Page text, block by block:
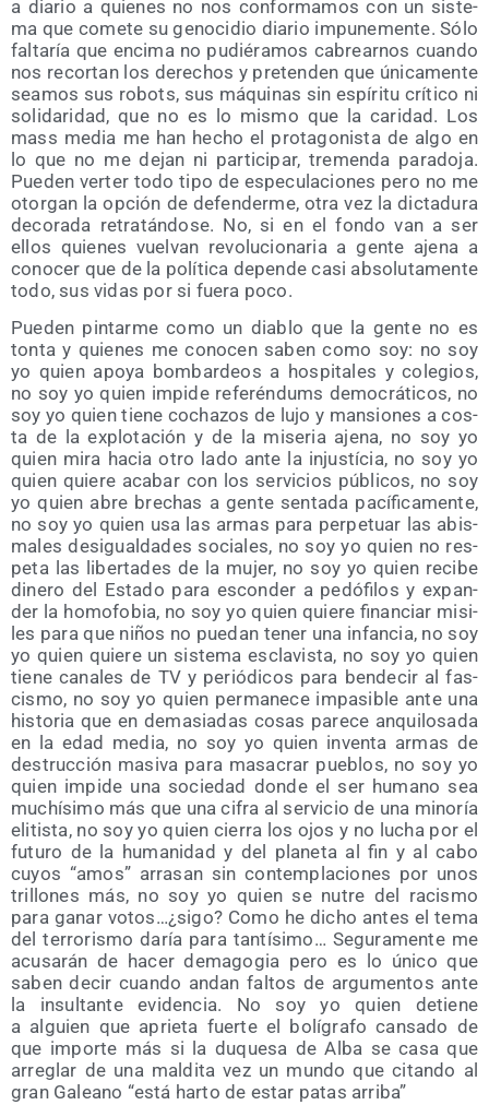
a dia­rio a quie­nes no nos con­for­ma­mos con un sis­te­
ma que come­te su geno­ci­dio dia­rio impu­ne­men­te. Sólo
fal­ta­ría que enci­ma no pudié­ra­mos cabrear­nos cuan­do
nos recor­tan los dere­chos y pre­ten­den que úni­ca­men­te
sea­mos sus robots, sus máqui­nas sin espí­ri­tu crí­ti­co ni
soli­da­ri­dad, que no es lo mis­mo que la cari­dad. Los
mass media me han hecho el pro­ta­go­nis­ta de algo en
lo que no me dejan ni par­ti­ci­par, tre­men­da para­do­ja.
Pue­den ver­ter todo tipo de espe­cu­la­cio­nes pero no me
otor­gan la opción de defen­der­me, otra vez la dic­ta­du­ra
deco­ra­da retra­tán­do­se. No, si en el fon­do van a ser
ellos quie­nes vuel­van revo­lu­cio­na­ria a gen­te aje­na a
cono­cer que de la polí­ti­ca depen­de casi abso­lu­ta­men­te
todo, sus vidas por si fue­ra poco.
Pue­den pin­tar­me como un dia­blo que la gen­te no es
ton­ta y quie­nes me cono­cen saben como soy: no soy
yo quien apo­ya bom­bar­deos a hos­pi­ta­les y cole­gios,
no soy yo quien impi­de refe­rén­dums demo­crá­ti­cos, no
soy yo quien tie­ne cocha­zos de lujo y man­sio­nes a cos­
ta de la explo­ta­ción y de la mise­ria aje­na, no soy yo
quien mira hacia otro lado ante la injus­tí­cia, no soy yo
quien quie­re aca­bar con los ser­vi­cios públi­cos, no soy
yo quien abre bre­chas a gen­te sen­ta­da pací­fi­ca­men­te,
no soy yo quien usa las armas para per­pe­tuar las abis­
ma­les des­igual­da­des socia­les, no soy yo quien no res­
pe­ta las liber­ta­des de la mujer, no soy yo quien reci­be
dine­ro del Esta­do para escon­der a pedó­fi­los y expan­
der la homo­fo­bia, no soy yo quien quie­re finan­ciar misi­
les para que niños no pue­dan tener una infan­cia, no soy
yo quien quie­re un sis­te­ma escla­vis­ta, no soy yo quien
tie­ne cana­les de TV y perió­di­cos para ben­de­cir al fas­
cis­mo, no soy yo quien per­ma­ne­ce impa­si­ble ante una
his­to­ria que en dema­sia­das cosas pare­ce anqui­lo­sa­da
en la edad media, no soy yo quien inven­ta armas de
des­truc­ción masi­va para masa­crar pue­blos, no soy yo
quien impi­de una socie­dad don­de el ser humano sea
muchí­si­mo más que una cifra al ser­vi­cio de una mino­ría
eli­tis­ta, no soy yo quien cie­rra los ojos y no lucha por el
futu­ro de la huma­ni­dad y del pla­ne­ta al fin y al cabo
cuyos “amos” arra­san sin con­tem­pla­cio­nes por unos
tri­llo­nes más, no soy yo quien se nutre del racis­mo
para ganar votos…¿sigo? Como he dicho antes el tema
del terro­ris­mo daría para tan­tí­si­mo… Segu­ra­men­te me
acu­sa­rán de hacer dema­go­gia pero es lo úni­co que
saben decir cuan­do andan fal­tos de argu­men­tos ante
la insul­tan­te evi­den­cia. No soy yo quien detie­ne
a alguien que aprie­ta fuer­te el bolí­gra­fo can­sa­do de
que impor­te más si la duque­sa de Alba se casa que
arre­glar de una mal­di­ta vez un mun­do que citan­do al
gran Galeano “está har­to de estar patas arriba”